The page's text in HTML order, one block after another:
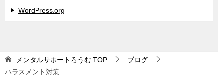
WordPress.org
メンタルサポートろうむ TOP
ブログ
ハラスメント対策